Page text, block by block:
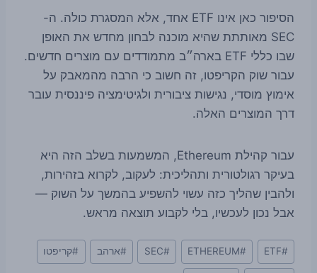
הסיפור כאן אינו ETF אחד, אלא המסגרת כולה. ה-
SEC מאותתת שהיא מוכנה לבחון מחדש את האופן
שבו כללי ETF בארה״ב מתמודדים עם מוצרים חדשים.
עבור שוק הקריפטו, זה חשוב כי הרבה מהמאבק על
אימוץ מוסדי, נגישות ציבורית ולגיטימציה פיננסית עובר
דרך המוצרים האלה.
עבור קהילת Ethereum, המשמעות בשלב הזה היא
בעיקר רגולטורית ותהליכית: לעקוב, לקרוא בזהירות,
ולהבין שהליך כזה עשוי להשפיע בהמשך על השוק —
אבל נכון לעכשיו, בלי לקבוע תוצאה מראש.
Post
Tags:
#
ETF
#
ETHEREUM
#
SEC
#ארהב #קריפטו